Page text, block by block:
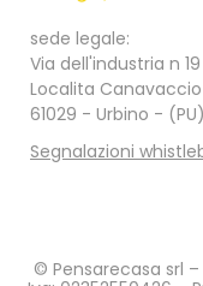
sede legale:
Via dell'industria n 19
Localita Canavaccio
61029 - Urbino - (PU)
Segnalazioni
© Pensarecasa srl